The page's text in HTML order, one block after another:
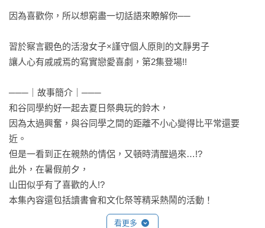
因為喜歡你，所以想窮盡一切話語來瞭解你──
習於察言觀色的活潑女子×謹守個人原則的文靜男子
讓人心有戚戚焉的寫實戀愛喜劇，第2集登場!!
───｜故事簡介｜───
和谷同學約好一起去夏日祭典玩的鈴木，
因為太過興奮，與谷同學之間的距離不小心變得比平常還要
近。
但是一看到正在親熱的情侶，又頓時清醒過來…!?
此外，在暑假前夕，
山田似乎有了喜歡的人!?
本集內容還包括讀書會和文化祭等精采熱鬧的活動！
看更多